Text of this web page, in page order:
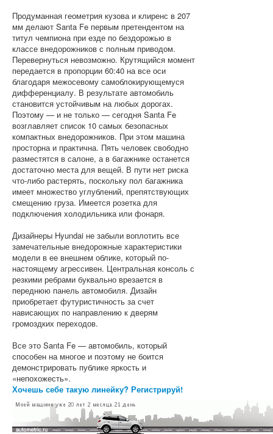
Продуманная геометрия кузова и клиренс в 207
мм делают Santa Fe первым претендентом на
титул чемпиона при езде по бездорожью в
классе внедорожников с полным приводом.
Перевернуться невозможно. Крутящийся момент
передается в пропорции 60:40 на все оси
благодаря межосевому самоблокирующемуся
дифференциалу. В результате автомобиль
становится устойчивым на любых дорогах.
Поэтому — и не только — сегодня Santa Fe
возглавляет список 10 самых безопасных
компактных внедорожников. При этом машина
просторна и практична. Пять человек свободно
разместятся в салоне, а в багажнике останется
достаточно места для вещей. В пути нет риска
что-либо растерять, поскольку пол багажника
имеет множество углублений, препятствующих
смещению груза. Имеется розетка для
подключения холодильника или фонаря.
Дизайнеры Hyundai не забыли воплотить все
замечательные внедорожные характеристики
модели в ее внешнем облике, который по-
настоящему агрессивен. Центральная консоль с
резкими ребрами буквально врезается в
переднюю панель автомобиля. Дизайн
приобретает футуристичность за счет
нависающих по направлению к дверям
громоздких переходов.
Все это Santa Fe — автомобиль, который
способен на многое и поэтому не боится
демонстрировать публике яркость и
«непохожесть».
Хочешь себе такую линейку? Регистрируй!